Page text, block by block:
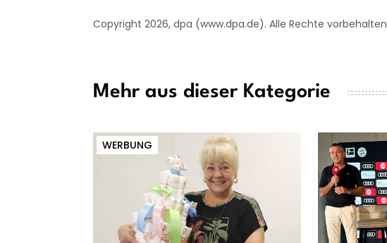
Copyright 2026, dpa (www.dpa.de). Alle Rechte vorbehalten
Mehr aus dieser Kategorie
WERBUNG